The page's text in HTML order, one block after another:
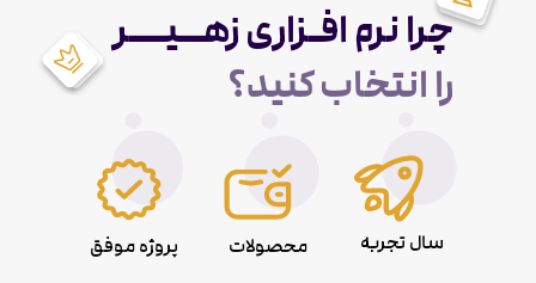
چرا نرم افـزاری زهــیـــر
را انتخاب کنید؟
سال تجربه محصولات پروژه موفق